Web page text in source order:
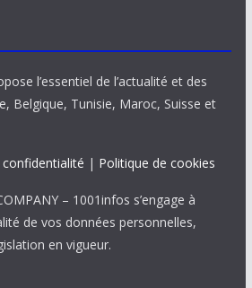
l’essentiel de l’actualité et des
Belgique, Tunisie, Maroc, Suisse et
| Politique de cookies
– 1001infos s’engage à
de vos données personnelles,
en vigueur.